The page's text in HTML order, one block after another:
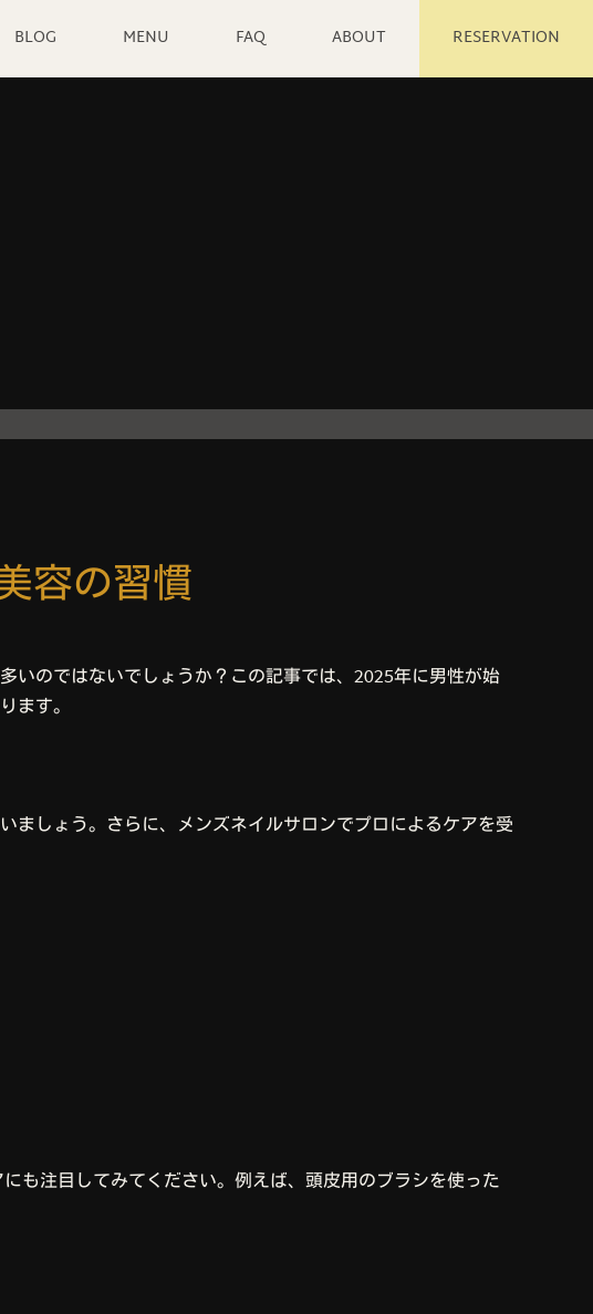
BLOG MENU FAQ ABOUT RESERVATION
容の習慣
いのではないでしょうか？この記事では、2025年に男性が始
ます。
しょう。さらに、メンズネイルサロンでプロによるケアを受
も注目してみてください。例えば、頭皮用のブラシを使った